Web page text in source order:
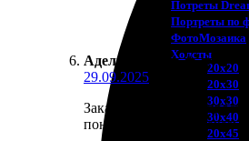
Потреты
Портреты по
ФотоМозаика
Холсты
20х20
20х30
30х30
30х40
20х45
Адель ★ ★ ★
29.09.2025
Заказала холст. Всё
понравилось, буду